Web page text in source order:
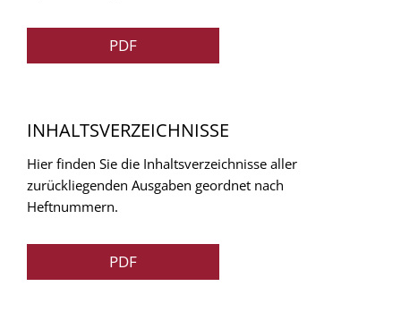
PDF
INHALTSVERZEICHNISSE
Hier finden Sie die Inhaltsverzeichnisse aller
zurückliegenden Ausgaben geordnet nach
Heftnummern.
PDF